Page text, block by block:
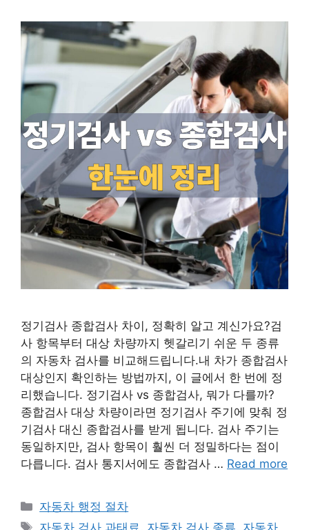
정기검사 종합검사 차이, 정확히 알고 계신가요?검
사 항목부터 대상 차량까지 헷갈리기 쉬운 두 종류
의 자동차 검사를 비교해드립니다.내 차가 종합검사
대상인지 확인하는 방법까지, 이 글에서 한 번에 정
리했습니다. 정기검사 vs 종합검사, 뭐가 다를까?
종합검사 대상 차량이라면 정기검사 주기에 맞춰 정
기검사 대신 종합검사를 받게 됩니다. 검사 주기는
동일하지만, 검사 항목이 훨씬 더 정밀하다는 점이
다릅니다. 검사 통지서에도 종합검사 … Read more
Categories
자동차 행정 절차
Tags
자동차 검사 과태료 , 자동차 검사 종류, 자동차